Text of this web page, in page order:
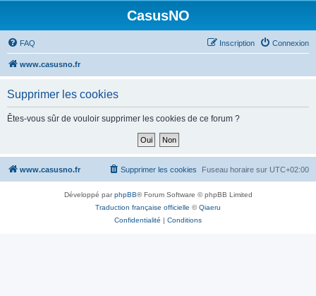
CasusNO
FAQ Connexion
Inscription
www.casusno.fr
Supprimer les cookies
Êtes-vous sûr de vouloir supprimer les cookies de ce forum ?
www.casusno.fr Fuseau horaire sur UTC+02:00
Supprimer les cookies
Développé parphpBB® Forum Software © phpBB Limited
Traduction française officielle ©Qiaeru
Confidentialité | Conditions